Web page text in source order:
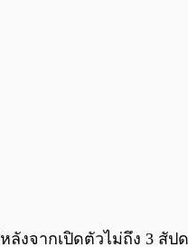
ลังจากเปิดตัวไม่ถึง 3 สัป